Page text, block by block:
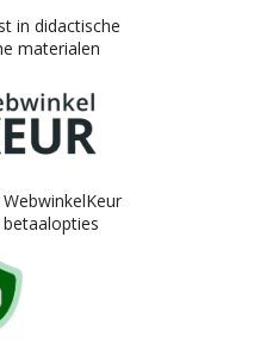
in didactische
materialen